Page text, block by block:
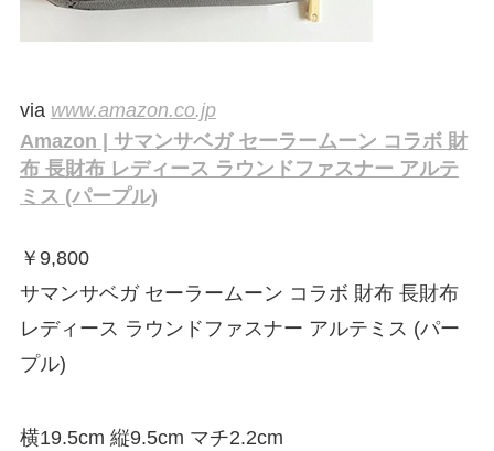
via www.amazon.co.jp
Amazon | サマンサベガ セーラームーン コラボ 財
布 長財布 レディース ラウンドファスナー アルテ
ミス (パープル)
￥ 9,800
サマンサベガ セーラームーン コラボ 財布 長財布
レディース ラウンドファスナー アルテミス (パー
プル)
横19.5cm 縦9.5cm マチ2.2cm